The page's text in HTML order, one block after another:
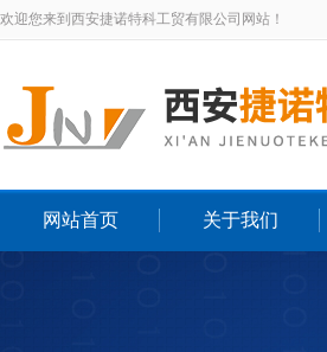
欢迎您来到西安捷诺特科工贸有限公司网站！
网站首页 关于我们